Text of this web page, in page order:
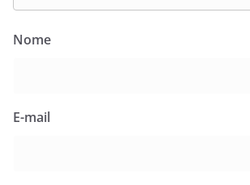
Nome
E-mail